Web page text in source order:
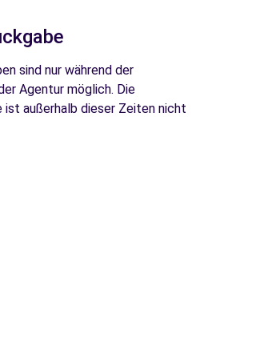
sind nur während der
Agentur möglich. Die
ist außerhalb dieser Zeiten nicht